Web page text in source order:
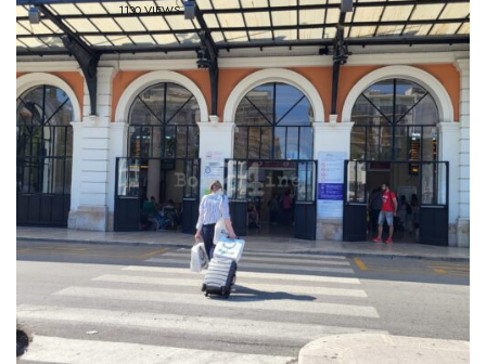
1130 VIEWS